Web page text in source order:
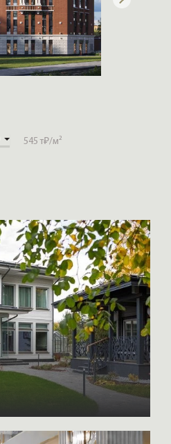
545 т₽/м²